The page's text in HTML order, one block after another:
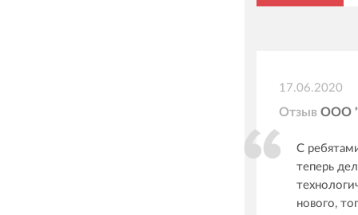
17.06.2020
Отзыв ООО
С
теперь
нового,